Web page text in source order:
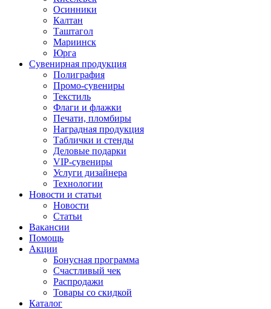
Осинники
Калтан
Таштагол
Мариинск
Юрга
Сувенирная продукция
Полиграфия
Промо-сувениры
Текстиль
Флаги и флажки
Печати, пломбиры
Наградная продукция
Таблички и стенды
Деловые подарки
VIP-сувениры
Услуги дизайнера
Технологии
Новости и статьи
Новости
Статьи
Вакансии
Помощь
Акции
Бонусная программа
Счастливый чек
Распродажи
Товары со скидкой
Каталог